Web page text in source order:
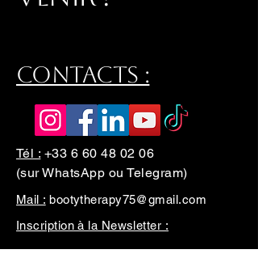
Contacts :
Tél : +33 6 60 48 02 06
(sur WhatsApp ou Telegram)
Mail : bootytherapy75@gmail.com
Inscription à la Newsletter :